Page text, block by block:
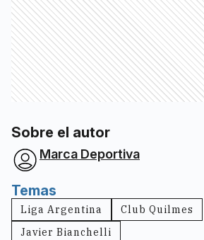
Sobre el autor
Marca Deportiva
Temas
Liga Argentina
Club Quilmes
Javier Bianchelli